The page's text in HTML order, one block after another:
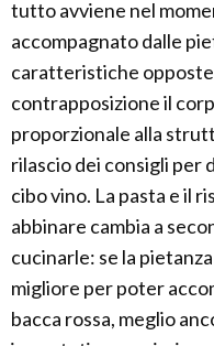
tutto avviene nel
accompagnato dalle
caratteristiche opposte
contrapposizione il
proporzionale alla
rilascio dei consigli per
cibo vino. La pasta e il
abbinare cambia a
cucinarle: se la
migliore per poter
bacca rossa, meglio